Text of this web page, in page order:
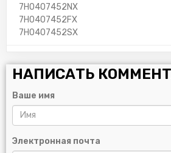
7H0407452NX
7H0407452FX
7H0407452SX
НАПИСАТЬ
Ваше имя
Электронная почта